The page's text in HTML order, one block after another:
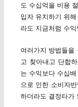
도 수십억을 비용
입자 유치하기 위
라도 지금처럼 수
여러가지 방법들을
고 찾아내고 단합
는 수익보다 수십
으로 인한 소비자
하더라도 결정타가